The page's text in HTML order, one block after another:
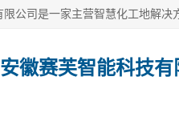
安徽赛芙智能科技有